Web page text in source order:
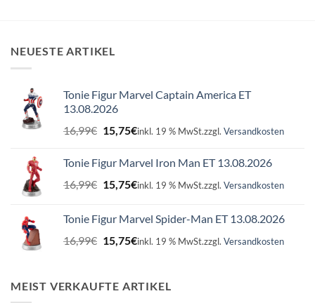
NEUESTE ARTIKEL
Tonie Figur Marvel Captain America ET
13.08.2026
16,99€ Ursprünglicher
Preis
16,99€
15,75€Aktueller
15,75€.
inkl. 19 % MwSt.zzgl. Versandkosten
Tonie Figur Marvel Iron Man ET 13.08.2026
16,99€ Ursprünglicher
Preis
16,99€
15,75€Aktueller
15,75€.
inkl. 19 % MwSt.zzgl. Versandkosten
Tonie Figur Marvel Spider-Man ET 13.08.2026
16,99€ Ursprünglicher
Preis
16,99€
15,75€Aktueller
15,75€.
inkl. 19 % MwSt.zzgl. Versandkosten
MEIST VERKAUFTE ARTIKEL